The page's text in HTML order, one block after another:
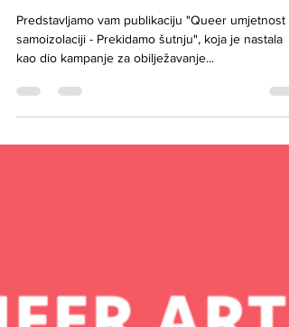
šutnju
Predstavljamo vam publikaciju "Queer umjetnost u
samoizolaciji - Prekidamo šutnju", koja je nastala
kao dio kampanje za obilježavanje...